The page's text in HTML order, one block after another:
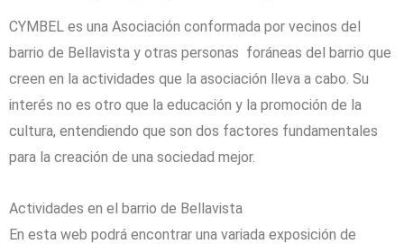
CYMBEL es una Asociación conformada por vecinos del
barrio de Bellavista y otras personas foráneas del barrio que
creen en la actividades que la asociación lleva a cabo. Su
interés no es otro que la educación y la promoción de la
cultura, entendiendo que son dos factores fundamentales
para la creación de una sociedad mejor.
Actividades en el barrio de Bellavista
En esta web podrá encontrar una variada exposición de